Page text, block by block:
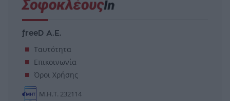
freeD Α.Ε.
Ταυτότητα
Επικοινωνία
Όροι Χρήσης
Μ.Η.Τ. 232114